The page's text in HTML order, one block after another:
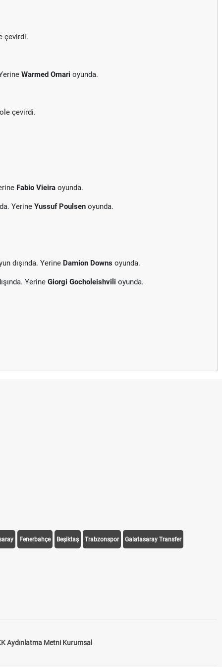
çevirdi.
Warmed Omari oyunda.
çevirdi.
Fabio Vieira oyunda.
Yerine Yussuf Poulsen oyunda.
dışında. Yerine Damion Downs oyunda.
Yerine Giorgi Gocholeishvili oyunda.
Fenerbahçe Beşiktaş Trabzonspor Galatasaray Transfer
Aydınlatma Metni Kurumsal